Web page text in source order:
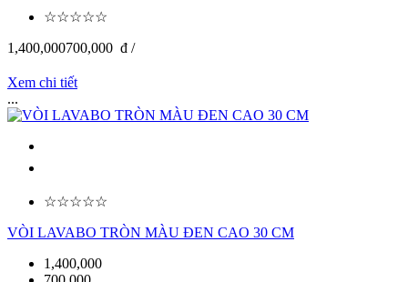
☆☆☆☆☆
1,400,000700,000 đ /
Xem chi tiết
...
☆☆☆☆☆
VÒI LAVABO TRÒN MÀU ĐEN CAO 30 CM
1,400,000